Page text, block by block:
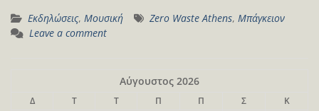
Εκδηλώσεις, Μουσική Zero Waste Athens, Μπάγκειον
Leave a comment
Αύγουστος 2026
Δ Τ Τ Π Π Σ
Κ